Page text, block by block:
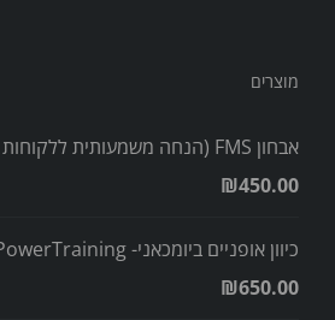
מוצרים
אבחון FMS (הנחה משמעותית ללקוחות PW)
₪450.00
כיוון אופניים ביומכאני- PowerTraining
₪650.00